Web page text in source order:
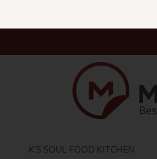
K'S SOUL FOOD KITCHEN